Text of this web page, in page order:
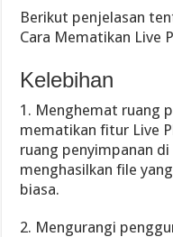
Berikut penjelasan
Cara Mematikan Live
Kelebihan
1. Menghemat ruang
mematikan fitur Live
ruang penyimpanan
menghasilkan file
biasa.
2. Mengurangi